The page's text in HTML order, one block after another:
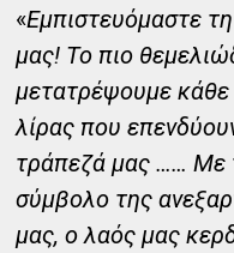
«Εμπιστευόμαστε
μας! Το πιο
μετατρέψουμε
λίρας που
τράπεζά μας …… Με
σύμβολο της
μας, ο λαός μας